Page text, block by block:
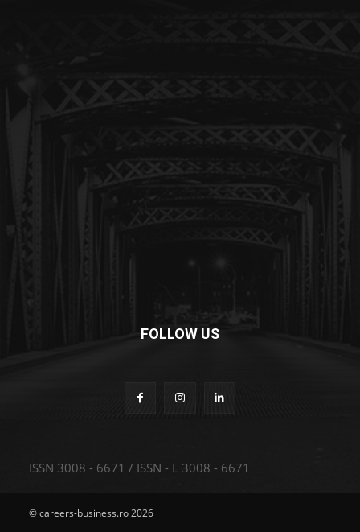
FOLLOW US
ISSN 3008 - 6671 / ISSN - L 3008 - 6671
© careers-business.ro 2026